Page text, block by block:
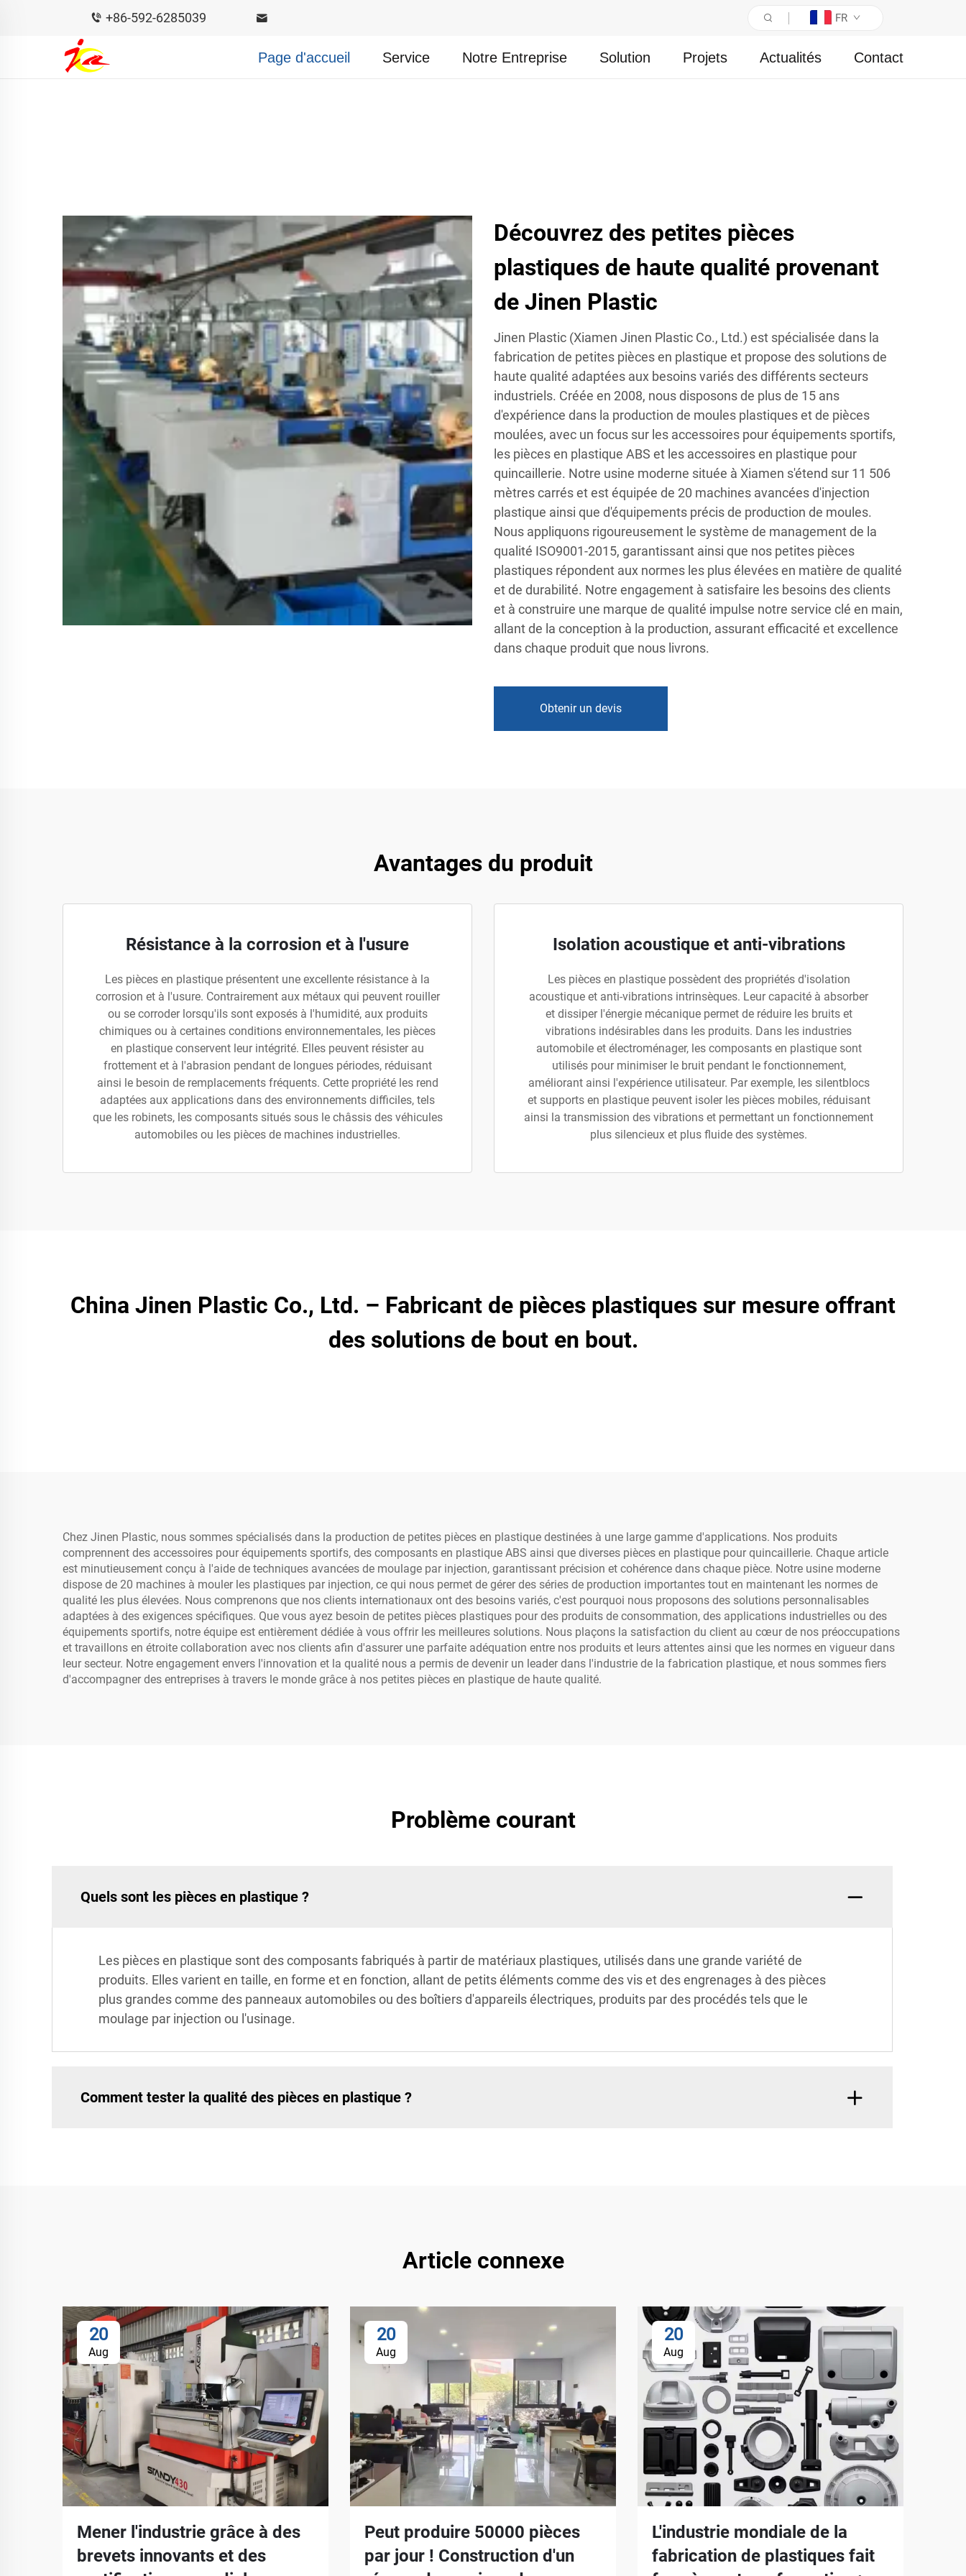
+86-592-6285039 FR
Page d'accueil Service Notre Entreprise Solution Projets Actualités Contact
Découvrez des petites pièces
plastiques de haute qualité provenant
de Jinen Plastic
Jinen Plastic (Xiamen Jinen Plastic Co., Ltd.) est spécialisée dans la
fabrication de petites pièces en plastique et propose des solutions de
haute qualité adaptées aux besoins variés des différents secteurs
industriels. Créée en 2008, nous disposons de plus de 15 ans
d'expérience dans la production de moules plastiques et de pièces
moulées, avec un focus sur les accessoires pour équipements sportifs,
les pièces en plastique ABS et les accessoires en plastique pour
quincaillerie. Notre usine moderne située à Xiamen s'étend sur 11 506
mètres carrés et est équipée de 20 machines avancées d'injection
plastique ainsi que d'équipements précis de production de moules.
Nous appliquons rigoureusement le système de management de la
qualité ISO9001-2015, garantissant ainsi que nos petites pièces
plastiques répondent aux normes les plus élevées en matière de qualité
et de durabilité. Notre engagement à satisfaire les besoins des clients
et à construire une marque de qualité impulse notre service clé en main,
allant de la conception à la production, assurant efficacité et excellence
dans chaque produit que nous livrons.
Obtenir un devis
Avantages du produit
Résistance à la corrosion et à l'usure
Les pièces en plastique présentent une excellente résistance à la
corrosion et à l'usure. Contrairement aux métaux qui peuvent rouiller
ou se corroder lorsqu'ils sont exposés à l'humidité, aux produits
chimiques ou à certaines conditions environnementales, les pièces
en plastique conservent leur intégrité. Elles peuvent résister au
frottement et à l'abrasion pendant de longues périodes, réduisant
ainsi le besoin de remplacements fréquents. Cette propriété les rend
adaptées aux applications dans des environnements difficiles, tels
que les robinets, les composants situés sous le châssis des véhicules
automobiles ou les pièces de machines industrielles.
Isolation acoustique et anti-vibrations
Les pièces en plastique possèdent des propriétés d'isolation
acoustique et anti-vibrations intrinsèques. Leur capacité à absorber
et dissiper l'énergie mécanique permet de réduire les bruits et
vibrations indésirables dans les produits. Dans les industries
automobile et électroménager, les composants en plastique sont
utilisés pour minimiser le bruit pendant le fonctionnement,
améliorant ainsi l'expérience utilisateur. Par exemple, les silentblocs
et supports en plastique peuvent isoler les pièces mobiles, réduisant
ainsi la transmission des vibrations et permettant un fonctionnement
plus silencieux et plus fluide des systèmes.
China Jinen Plastic Co., Ltd. – Fabricant de pièces plastiques sur mesure offrant
des solutions de bout en bout.
Chez Jinen Plastic, nous sommes spécialisés dans la production de petites pièces en plastique destinées à une large gamme d'applications. Nos produits
comprennent des accessoires pour équipements sportifs, des composants en plastique ABS ainsi que diverses pièces en plastique pour quincaillerie. Chaque article
est minutieusement conçu à l'aide de techniques avancées de moulage par injection, garantissant précision et cohérence dans chaque pièce. Notre usine moderne
dispose de 20 machines à mouler les plastiques par injection, ce qui nous permet de gérer des séries de production importantes tout en maintenant les normes de
qualité les plus élevées. Nous comprenons que nos clients internationaux ont des besoins variés, c'est pourquoi nous proposons des solutions personnalisables
adaptées à des exigences spécifiques. Que vous ayez besoin de petites pièces plastiques pour des produits de consommation, des applications industrielles ou des
équipements sportifs, notre équipe est entièrement dédiée à vous offrir les meilleures solutions. Nous plaçons la satisfaction du client au cœur de nos préoccupations
et travaillons en étroite collaboration avec nos clients afin d'assurer une parfaite adéquation entre nos produits et leurs attentes ainsi que les normes en vigueur dans
leur secteur. Notre engagement envers l'innovation et la qualité nous a permis de devenir un leader dans l'industrie de la fabrication plastique, et nous sommes fiers
d'accompagner des entreprises à travers le monde grâce à nos petites pièces en plastique de haute qualité.
Problème courant
Quels sont les pièces en plastique ?
Les pièces en plastique sont des composants fabriqués à partir de matériaux plastiques, utilisés dans une grande variété de
produits. Elles varient en taille, en forme et en fonction, allant de petits éléments comme des vis et des engrenages à des pièces
plus grandes comme des panneaux automobiles ou des boîtiers d'appareils électriques, produits par des procédés tels que le
moulage par injection ou l'usinage.
Comment tester la qualité des pièces en plastique ?
Article connexe
20
Aug
Mener l'industrie grâce à des
brevets innovants et des
20
Aug
Peut produire 50000 pièces
par jour ! Construction d'un
20
Aug
L'industrie mondiale de la
fabrication de plastiques fait